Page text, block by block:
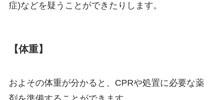
症)などを疑うことができたりします。
【体重】
およその体重が分かると、CPRや処置に必要な薬